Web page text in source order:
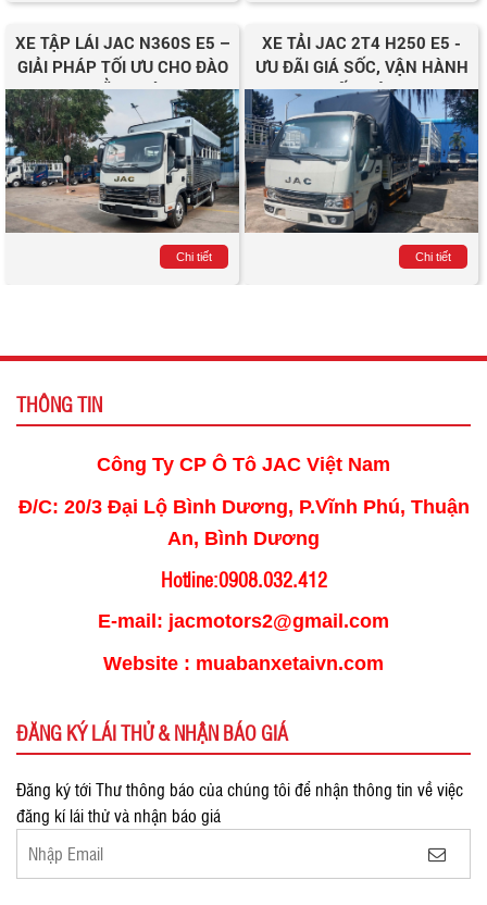
XE TẬP LÁI JAC N360S E5 –
GIẢI PHÁP TỐI ƯU CHO ĐÀO
TẠO BẰNG LÁI C1
Chi tiết
XE TẢI JAC 2T4 H250 E5 -
ƯU ĐÃI GIÁ SỐC, VẬN HÀNH
TIẾT KIỆM
Chi tiết
THÔNG TIN
Công Ty CP Ô Tô JAC Việt Nam
Đ/C: 20/3 Đại Lộ Bình Dương, P.Vĩnh Phú, Thuận
An, Bình Dương
Hotline:0908.032.412
E-mail: jacmotors2@gmail.com
Website : muabanxetaivn.com
ĐĂNG KÝ LÁI THỬ & NHẬN BÁO GIÁ
Đăng ký tới Thư thông báo của chúng tôi để nhận thông tin về việc
đăng kí lái thử và nhận báo giá